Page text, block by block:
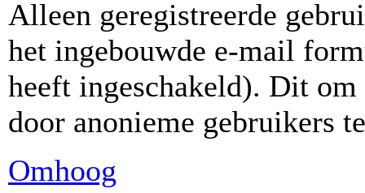
Alleen geregistreerde
het ingebouwde e-mail
heeft ingeschakeld). Dit
door anonieme gebruikers
Omhoog